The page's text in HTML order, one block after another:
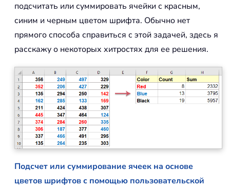
подсчитать или суммировать ячейки с красным,
синим и черным цветом шрифта. Обычно нет
прямого способа справиться с этой задачей, здесь я
расскажу о некоторых хитростях для ее решения.
Подсчет или суммирование ячеек на основе
цветов шрифтов с помощью пользовательской